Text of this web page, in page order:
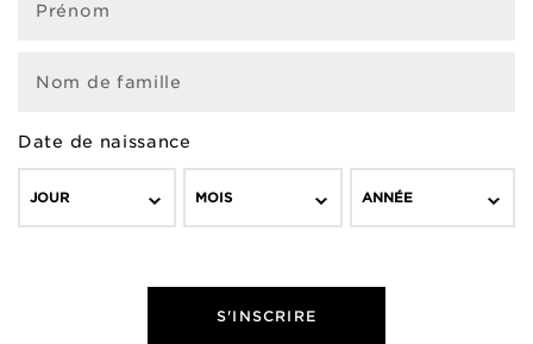
PEAU DÉSHYDRATÉE
Prénom
Nom de famille
Date de naissance
JOUR MOIS ANNÉE
S'INSCRIRE